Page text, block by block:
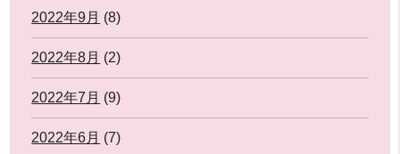
2022年9月 (8)
2022年8月 (2)
2022年7月 (9)
2022年6月 (7)